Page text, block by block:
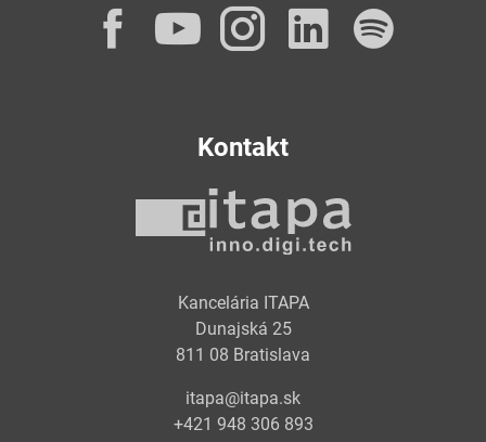
Facebook
YouTube
Instagram
Kontakt
Kancelária ITAPA
Dunajská 25
811 08 Bratislava
itapa@itapa.sk
+421 948 306 893